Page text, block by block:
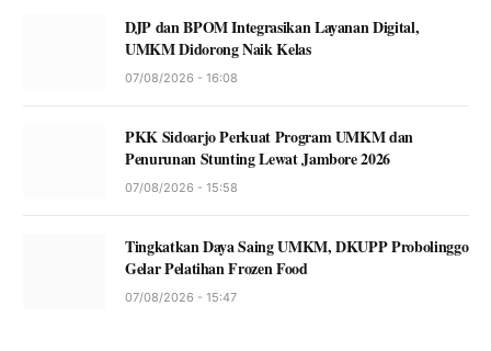
DJP dan BPOM Integrasikan Layanan Digital,
UMKM Didorong Naik Kelas
07/08/2026 - 16:08
PKK Sidoarjo Perkuat Program UMKM dan
Penurunan Stunting Lewat Jambore 2026
07/08/2026 - 15:58
Tingkatkan Daya Saing UMKM, DKUPP Probolinggo
Gelar Pelatihan Frozen Food
07/08/2026 - 15:47